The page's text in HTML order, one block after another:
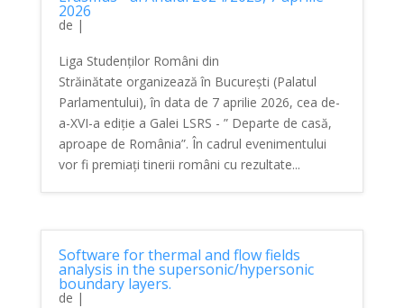
2026
de |
Liga Studenților Români din
Străinătate organizează în București (Palatul
Parlamentului), în data de 7 aprilie 2026, cea de-
a-XVI-a ediție a Galei LSRS - ” Departe de casă,
aproape de România”. În cadrul evenimentului
vor fi premiați tinerii români cu rezultate...
Software for thermal and flow fields
analysis in the supersonic/hypersonic
boundary layers.
de |